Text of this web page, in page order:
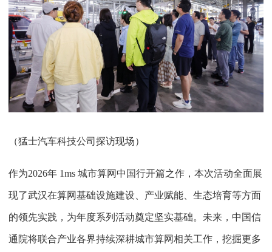
（猛士汽车科技公司探访现场）
作为2026年 1ms 城市算网中国行开篇之作，本次活动全面展
现了武汉在算网基础设施建设、产业赋能、生态培育等方面
的领先实践，为年度系列活动奠定坚实基础。未来，中国信
通院将联合产业各界持续深耕城市算网相关工作，挖掘更多